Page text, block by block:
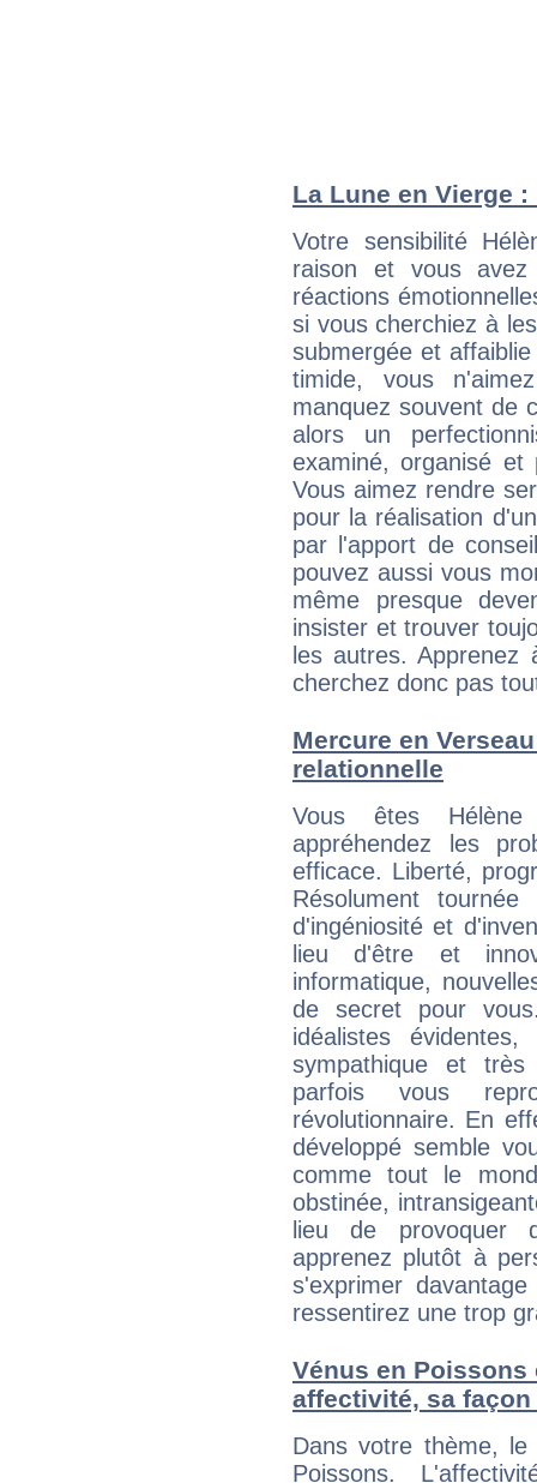
La Lune en Vierge
Votre sensibilité
raison et vous
réactions
si vous cherchiez à
submergée et
timide, vous
manquez souvent de
alors un
examiné, organisé et
Vous aimez rendre
pour la réalisation
par l'apport de
pouvez aussi vous
même presque
insister et trouver
les autres.
cherchez donc pas
Mercure en
relationnelle
Vous êtes
appréhendez les
efficace. Liberté,
Résolument
d'ingéniosité et
lieu d'être et
informatique,
de secret pour
idéalistes
sympathique et
parfois vous
révolutionnaire. En
développé semble
comme tout le
obstinée,
lieu de provoquer
apprenez plutôt à
s'exprimer
ressentirez une trop
Vénus en
affectivité, sa
Dans votre thème,
Poissons.